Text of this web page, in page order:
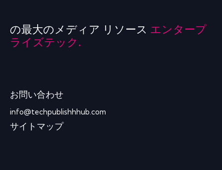
の最大のメディア リソース エンタープ
ライズテック.
お問い合わせ
info@techpublishhhub.com
サイトマップ